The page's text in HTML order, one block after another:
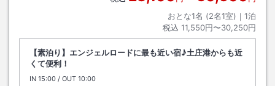
おとな1名 (2名1室)｜ 1泊
税込 11,550円〜30,250円
【素泊り】エンジェルロードに最も近い宿♪土庄港からも近
くて便利！
IN チェックイン
15:00 / OUT チェックアウト
10:00